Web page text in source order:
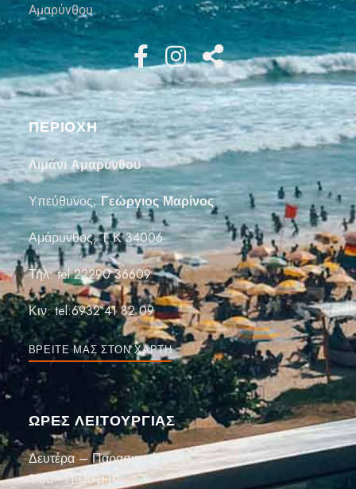
Αμαρύνθου
ΠΕΡΙΟΧΗ
Λιμάνι Αμαρύνθου
Υπεύθυνος;Γεώργιος Μαρίνος
Αμάρυνθος, Τ.Κ 34006
Τηλ:tel:22290 36609
Κιν:tel:6932 41 82 09
ΒΡΕΊΤΕ ΜΑΣ ΣΤΟΝ ΧΆΡΤΗ
ΏΡΕΣ ΛΕΙΤΟΥΡΓΙΑΣ
Δευτέρα – Παρασκευή
1:00–11:00 μ.μ.